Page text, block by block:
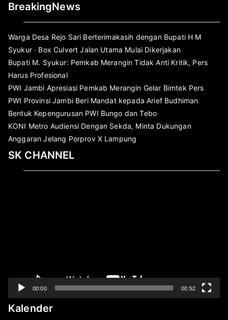
BreakingNews
Warga Desa Rejo Sari Berterimakasih dengan Bupati H M
Syukur · Box Culvert Jalan Utama Mulai Dikerjakan
Bupati M. Syukur: Pemkab Merangin Tidak Anti Kritik, Pers
Harus Profesional
PWI Jambi Apresiasi Pemkab Merangin Gelar Bimtek Pers
PWI Provinsi Jambi Beri Mandat kepada Arief Budhiman
Bentuk Kepengurusan PWI Bungo dan Tebo
KONI Metro Audiensi Dengan Sekda, Minta Dukungan
Anggaran Jelang Porprov X Lampung
SK CHANNEL
00:00 00:52
Kalender